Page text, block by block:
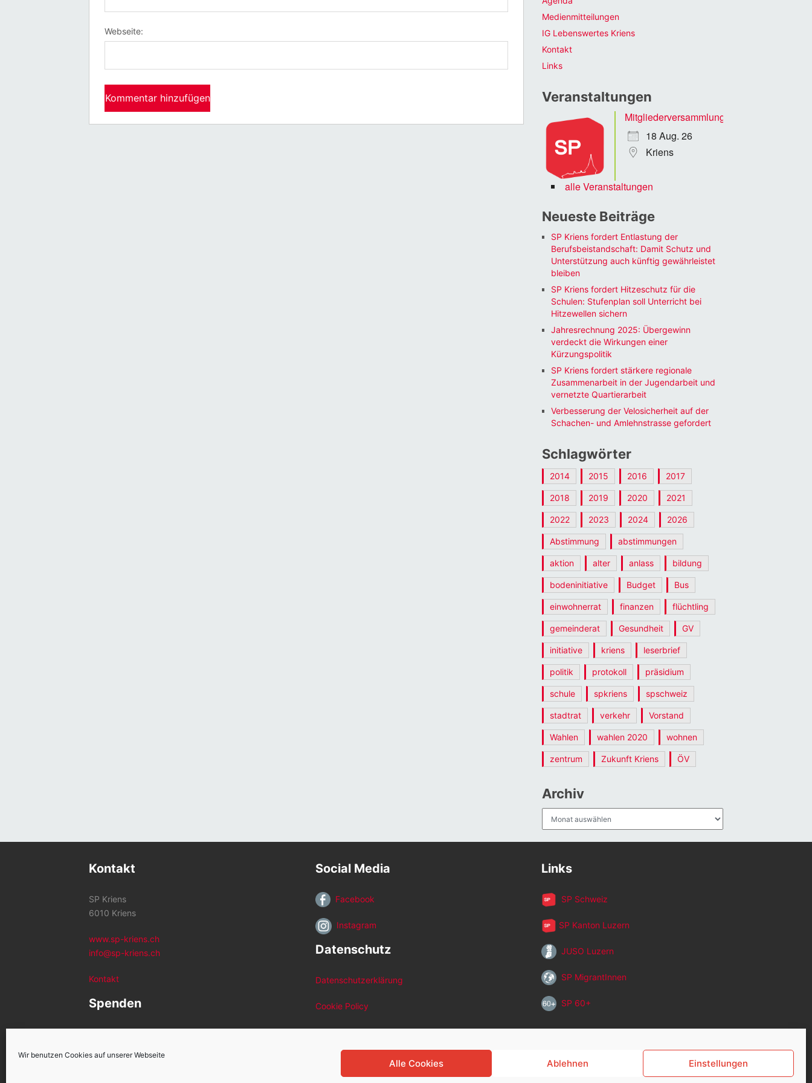
Wir benutzen Cookies auf unserer Webseite
Alle Cookies Ablehnen Einstellungen
Webseite:
Medienmitteilungen
IG Lebenswertes Kriens
Kontakt
Links
Veranstaltungen
Mitgliederversammlung
18 Aug. 26
Kriens
alle Veranstaltungen
Neueste Beiträge
SP Kriens fordert Entlastung der
Berufsbeistandschaft: Damit Schutz und
Unterstützung auch künftig gewährleistet
bleiben
SP Kriens fordert Hitzeschutz für die
Schulen: Stufenplan soll Unterricht bei
Hitzewellen sichern
Jahresrechnung 2025: Übergewinn
verdeckt die Wirkungen einer
Kürzungspolitik
SP Kriens fordert stärkere regionale
Zusammenarbeit in der Jugendarbeit und
vernetzte Quartierarbeit
Verbesserung der Velosicherheit auf der
Schachen- und Amlehnstrasse gefordert
Schlagwörter
2014 2015 2016 2017
2018 2019 2020 2021
2022 2023 2024 2026
Abstimmung abstimmungen
aktion alter anlass bildung
bodeninitiative Budget Bus
einwohnerrat finanzen flüchtling
gemeinderat Gesundheit GV
initiative kriens leserbrief
politik protokoll präsidium
schule spkriens spschweiz
stadtrat verkehr Vorstand
Wahlen wahlen 2020 wohnen
zentrum Zukunft Kriens ÖV
Archiv
Kontakt
SP Kriens
6010 Kriens
www.sp-kriens.ch
info@sp-kriens.ch
Kontakt
Spenden
Social Media
Facebook
Instagram
Datenschutz
Datenschutzerklärung
Cookie Policy
Links
SP Schweiz
SP Kanton Luzern
JUSO Luzern
SP MigrantInnen
SP 60+